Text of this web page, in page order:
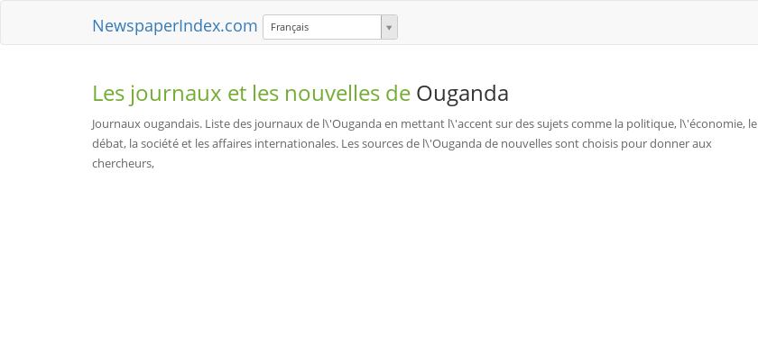
NewspaperIndex.com Français
Les journaux et les nouvelles de Ouganda
Journaux ougandais. Liste des journaux de l\'Ouganda en mettant l\'accent sur des sujets comme la politique, l\'économie, le
débat, la société et les affaires internationales. Les sources de l\'Ouganda de nouvelles sont choisis pour donner aux
chercheurs,